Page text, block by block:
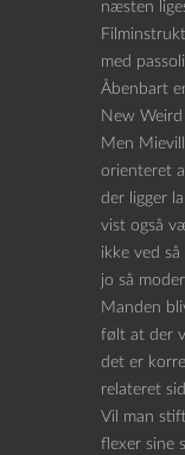
næsten
med
Åbenbart
New Weird
Men
orienteret
der ligger
vist også
ikke ved
jo så
Manden
følt at der
det er
relateret
Vil man
flexer sine